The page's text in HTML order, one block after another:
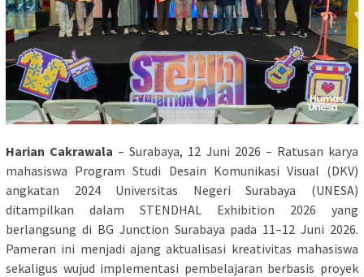
Harian Cakrawala– Surabaya, 12 Juni 2026 – Ratusan karya
mahasiswa Program Studi Desain Komunikasi Visual (DKV)
angkatan 2024 Universitas Negeri Surabaya (UNESA)
ditampilkan dalam STENDHAL Exhibition 2026 yang
berlangsung di BG Junction Surabaya pada 11–12 Juni 2026.
Pameran ini menjadi ajang aktualisasi kreativitas mahasiswa
sekaligus wujud implementasi pembelajaran berbasis proyek